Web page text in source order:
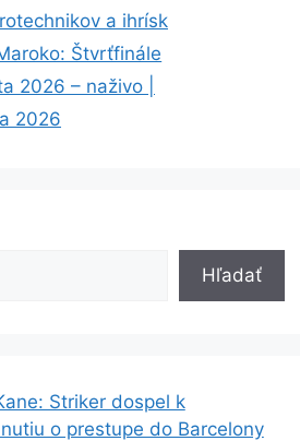
a ihrísk
Štvrťfinále
2026 – naživo |
2026
Hľadať
Striker dospel k
o prestupe do Barcelony